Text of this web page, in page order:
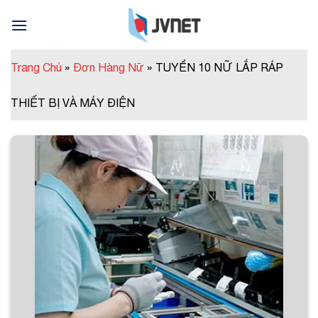
Trang Chủ » Đơn Hàng Nữ » TUYỂN 10 NỮ LẮP RÁP
THIẾT BỊ VÀ MÁY ĐIỆN